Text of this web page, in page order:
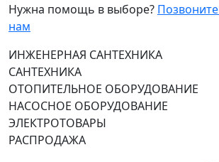
Нужна помощь в выборе? Позвоните
нам
ИНЖЕНЕРНАЯ САНТЕХНИКА
САНТЕХНИКА
ОТОПИТЕЛЬНОЕ ОБОРУДОВАНИЕ
НАСОСНОЕ ОБОРУДОВАНИЕ
ЭЛЕКТРОТОВАРЫ
РАСПРОДАЖА